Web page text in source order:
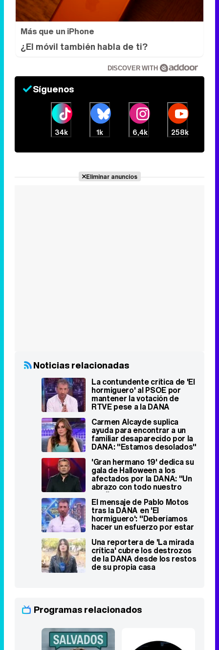
Más que un iPhone
¿El móvil también habla de ti?
DISCOVER WITH
Síguenos
34k 1k 6,4k 258k
Eliminar anuncios
Noticias relacionadas
La contundente crítica de 'El
hormiguero' al PSOE por
mantener la votación de
RTVE pese a la DANA
Carmen Alcayde suplica
ayuda para encontrar a un
familiar desaparecido por la
DANA: "Estamos desolados"
'Gran hermano 19' dedica su
gala de Halloween a los
afectados por la DANA: "Un
abrazo con todo nuestro
cariño"
El mensaje de Pablo Motos
tras la DANA en 'El
hormiguero': "Deberíamos
hacer un esfuerzo por estar
Una reportera de 'La mirada
crítica' cubre los destrozos
de la DANA desde los restos
de su propia casa
Programas relacionados